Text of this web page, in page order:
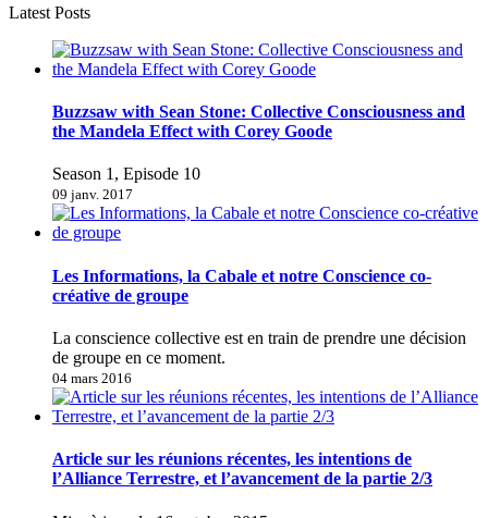
Latest Posts
Buzzsaw with Sean Stone: Collective Consciousness and
the Mandela Effect with Corey Goode
Season 1, Episode 10
09 janv. 2017
Les Informations, la Cabale et notre Conscience co-
créative de groupe
La conscience collective est en train de prendre une décision
de groupe en ce moment.
04 mars 2016
Article sur les réunions récentes, les intentions de
l’Alliance Terrestre, et l’avancement de la partie 2/3